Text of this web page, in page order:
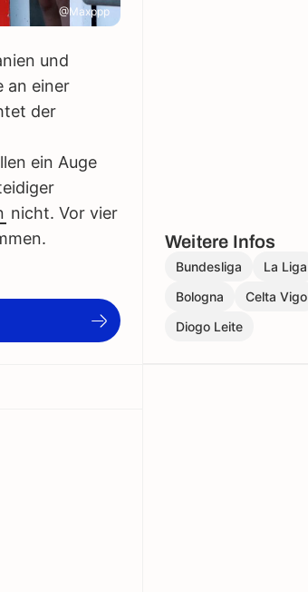
@Maxppp
und
an einer
der
ein Auge
nicht. Vor vier
Weitere Infos
Bundesliga La Liga
Bologna
Celta Vigo
Diogo Leite